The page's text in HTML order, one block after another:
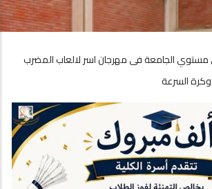
مستوي الجامعة فى مهرجان اسر لالعاب المضرب
السرعة